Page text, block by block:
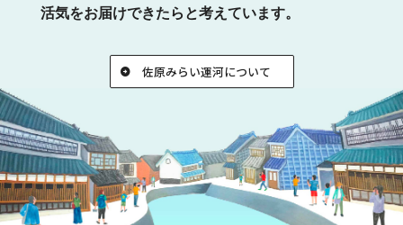
活気をお届けできたらと考えています。
佐原みらい運河について